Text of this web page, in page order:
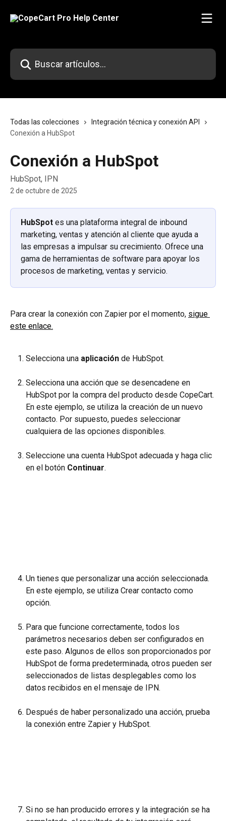
Buscar artículos...
Todas las colecciones
Integración técnica y conexión API
Conexión a HubSpot
Conexión a HubSpot
HubSpot, IPN
2 de octubre de 2025
HubSpot es una plataforma integral de inbound
marketing, ventas y atención al cliente que ayuda a
las empresas a impulsar su crecimiento. Ofrece una
gama de herramientas de software para apoyar los
procesos de marketing, ventas y servicio.
Para crear la conexión con Zapier por el momento, sigue
este enlace.
Selecciona una aplicación de HubSpot.
Selecciona una acción que se desencadene en
HubSpot por la compra del producto desde CopeCart.
En este ejemplo, se utiliza la creación de un nuevo
contacto. Por supuesto, puedes seleccionar
cualquiera de las opciones disponibles.
Seleccione una cuenta HubSpot adecuada y haga clic
en el botón Continuar.
Un tienes que personalizar una acción seleccionada.
En este ejemplo, se utiliza Crear contacto como
opción.
Para que funcione correctamente, todos los
parámetros necesarios deben ser configurados en
este paso. Algunos de ellos son proporcionados por
HubSpot de forma predeterminada, otros pueden ser
seleccionados de listas desplegables como los
datos recibidos en el mensaje de IPN.
Después de haber personalizado una acción, prueba
la conexión entre Zapier y HubSpot.
Si no se han producido errores y la integración se ha